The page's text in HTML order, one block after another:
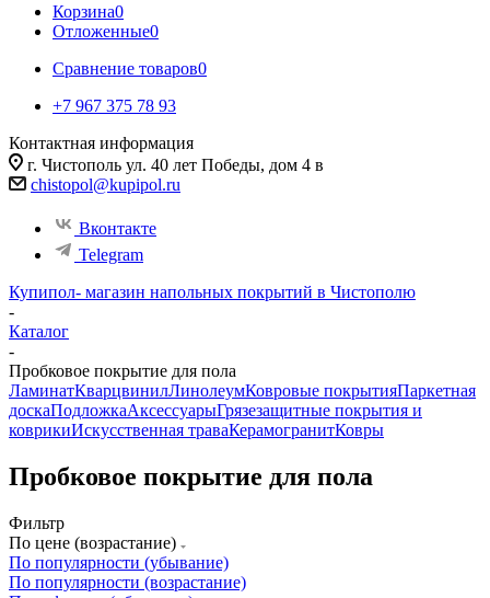
Корзина0
Отложенные0
Сравнение товаров0
+7 967 375 78 93
Контактная информация
г. Чистополь ул. 40 лет Победы, дом 4 в
chistopol@kupipol.ru
Вконтакте
Telegram
Купипол- магазин напольных покрытий в Чистополю
-
Каталог
-
Пробковое покрытие для пола
ЛаминатКварцвинилЛинолеумКовровые покрытияПаркетная
доскаПодложкаАксессуарыГрязезащитные покрытия и
коврикиИскусственная траваКерамогранитКовры
Пробковое покрытие для пола
Фильтр
По цене (возрастание)
По популярности (убывание)
По популярности (возрастание)